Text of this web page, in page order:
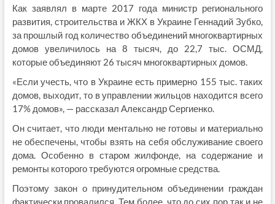
Как заявлял в марте 2017 года министр регионального
развития, строительства и ЖКХ в Украине Геннадий Зубко,
за прошлый год количество объединений многоквартирных
домов увеличилось на 8 тысяч, до 22,7 тыс. ОСМД,
которые объединяют 26 тысяч многоквартирных домов.
«Если учесть, что в Украине есть примерно 155 тыс. таких
домов, выходит, то в управлении жильцов находится всего
17% домов», — рассказал Александр Сергиенко.
Он считает, что люди ментально не готовы и материально
не обеспечены, чтобы взять на себя обслуживание своего
дома. Особенно в старом жилфонде, на содержание и
ремонты которого требуются огромные средства.
Поэтому закон о принудительном объединении граждан
фактически провалился. Тем более, что до сих пор так и не